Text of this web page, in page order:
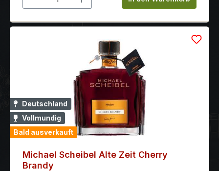
Deutschland
Vollmundig
Bald ausverkauft
Michael Scheibel Alte Zeit Cherry
Brandy